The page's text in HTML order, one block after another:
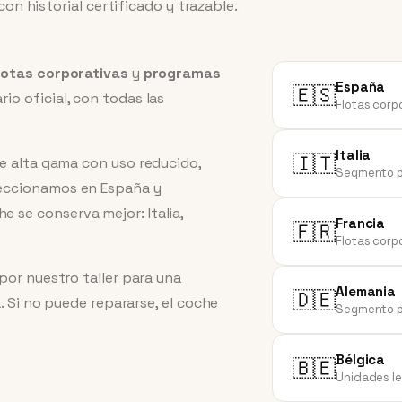
historial certificado y trazable.
corporativas y programas
oficial, con todas las
alta gama con uso reducido,
en España y
se conserva mejor: Italia,
nuestro taller para una
no puede repararse, el coche
🇪🇸España
Flotas
🇮🇹Italia
Segmento
🇫🇷Francia
Flotas
🇩🇪Alemania
Segmento
🇧🇪Bélgica
Unidades